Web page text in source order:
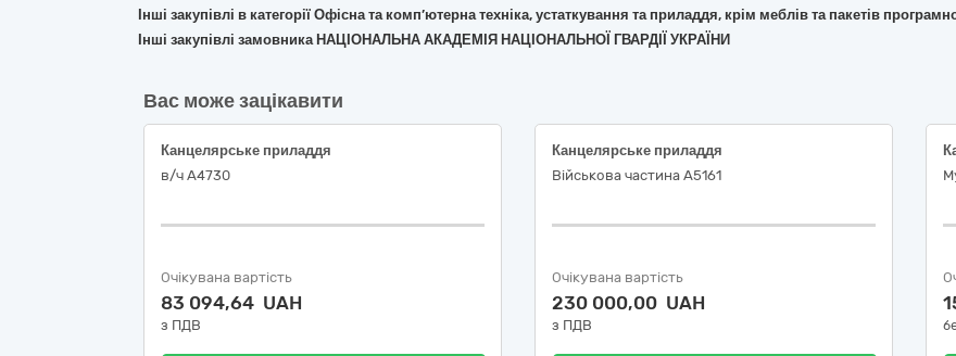
Інші закупівлі в категорії Офісна та комп’ютерна техніка, устаткування та приладдя, крім меблів та пакетів
Інші закупівлі замовника НАЦІОНАЛЬНА АКАДЕМІЯ НАЦІОНАЛЬНОЇ ГВАРДІЇ УКРАЇНИ
Вас може зацікавити
Канцелярське приладдя
в/ч А4730
Очікувана вартість
83 094,64 UAH
з ПДВ
Канцелярське приладдя
Військова частина А5161
Очікувана вартість
230 000,00 UAH
з ПДВ